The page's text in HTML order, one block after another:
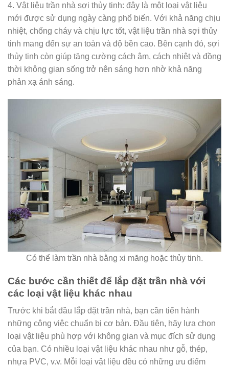
4. Vật liệu trần nhà sợi thủy tinh: đây là một loại vật liệu
mới được sử dụng ngày càng phổ biến. Với khả năng chịu
nhiệt, chống cháy và chịu lực tốt, vật liệu trần nhà sợi thủy
tinh mang đến sự an toàn và độ bền cao. Bên cạnh đó, sợi
thủy tinh còn giúp tăng cường cách âm, cách nhiệt và đồng
thời không gian sống trở nên sáng hơn nhờ khả năng
phản xạ ánh sáng.
Có thể làm trần nhà bằng xi măng hoặc thủy tinh.
Các bước cần thiết để lắp đặt trần nhà với
các loại vật liệu khác nhau
Trước khi bắt đầu lắp đặt trần nhà, bạn cần tiến hành
những công việc chuẩn bị cơ bản. Đầu tiên, hãy lựa chọn
loại vật liệu phù hợp với không gian và mục đích sử dụng
của bạn. Có nhiều loại vật liệu khác nhau như gỗ, thép,
nhựa PVC, v.v. Mỗi loại vật liệu đều có những ưu điểm